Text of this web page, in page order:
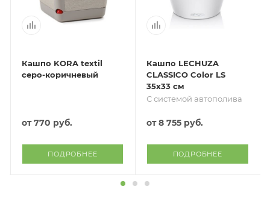
Кашпо KORA textil
серо-коричневый
от770 руб.
ПОДРОБНЕЕ
Кашпо LECHUZA
CLASSICO Color LS
35х33 см
С системой автополива
от8 755 руб.
ПОДРОБНЕЕ